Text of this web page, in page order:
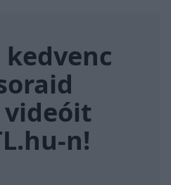
kedvenc
videóit
n!